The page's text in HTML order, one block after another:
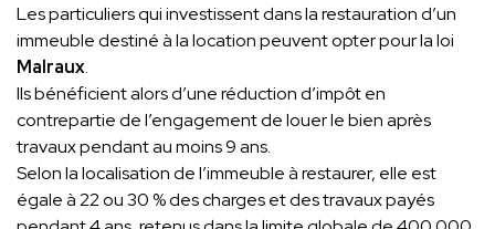
Les particuliers qui investissent dans la restauration d’un
immeuble destiné à la location peuvent opter pour la loi
Malraux.
Ils bénéficient alors d’une réduction d’impôt en
contrepartie de l’engagement de louer le bien après
travaux pendant au moins 9 ans.
Selon la localisation de l’immeuble à restaurer, elle est
égale à 22 ou 30 % des charges et des travaux payés